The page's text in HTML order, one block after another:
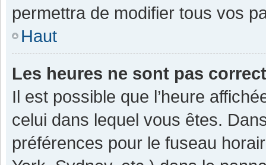
permettra de modifier tous vos
Haut
Les heures ne sont pas
Il est possible que l’heure
celui dans lequel vous êtes.
préférences pour le fuseau